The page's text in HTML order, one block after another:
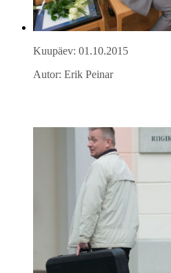
Kuupäev: 01.10.2015
Autor: Erik Peinar